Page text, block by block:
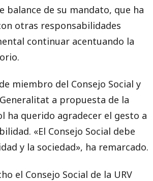
balance de su mandato, que ha
otras responsabilidades
continuar acentuando la
miembro del Consejo Social y
a propuesta de la
ha querido agradecer el gesto a
«El Consejo Social debe
y la sociedad», ha remarcado.
el Consejo Social de la URV